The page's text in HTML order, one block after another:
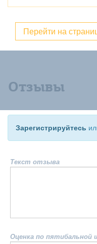
Перейти на
Отзывы
Зарегистрируйтесь
Текст отзыва
Оценка по пятибальной